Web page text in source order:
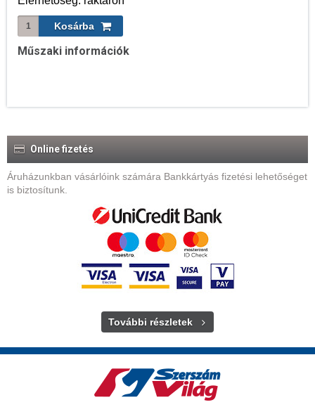
Műszaki információk
Online fizetés
Áruházunkban vásárlóink számára Bankkártyás fizetési lehetőséget
is biztosítunk.
További részletek